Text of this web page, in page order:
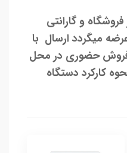
و گارانتی
میگردد ارسال با
حضوری در محل
کارکرد دستگاه